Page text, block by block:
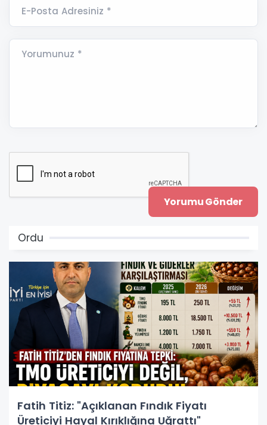
E-Posta Adresiniz *
Yorumunuz *
Ordu
Fatih Titiz: "Açıklanan Fındık Fiyatı
Üreticiyi Hayal Kırıklığına Uğrattı"